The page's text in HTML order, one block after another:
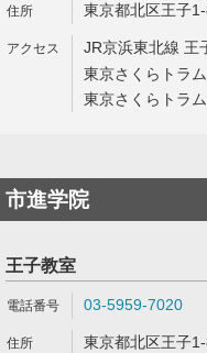
東京都北区王子
JR京浜東北線 王
東京さくらトラ
東京さくらトラ
市進学院
王子教室
03-5959-7020
東京都北区王子